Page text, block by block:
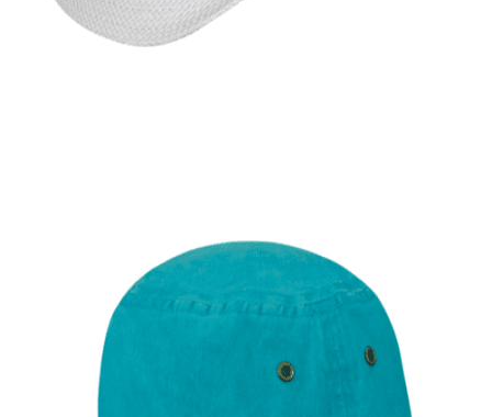
Καβουράκι Stamion Accessories